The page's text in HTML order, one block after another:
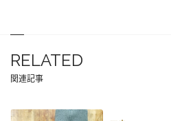
RELATED
関連記事